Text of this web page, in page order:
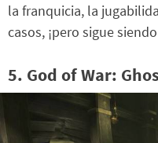
la franquicia, la
casos, ¡pero sigue
5. God of War: